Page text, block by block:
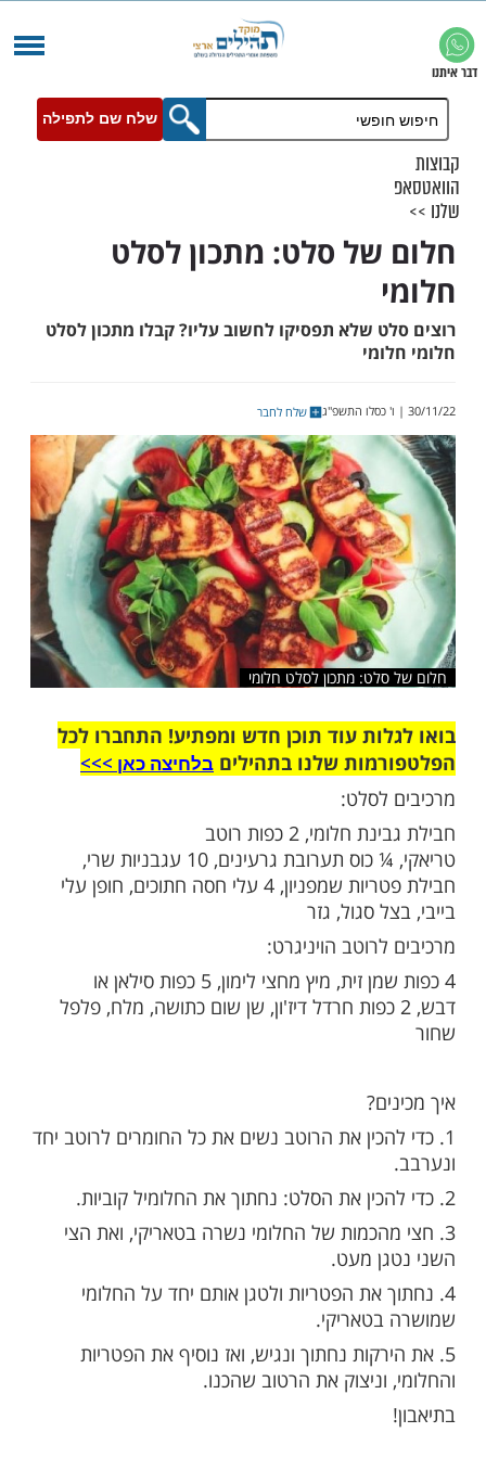
שלח שם לתפילה
סלט: מתכון לסלט
שלא תפסיקו לחשוב עליו? קבלו מתכון לסלט
שלח לחבר
מתכון לסלט חלומי
עוד תוכן חדש ומפתיע! התחברו לכל
שלנו בתהילים
סגול, גזר
הויניגרט:
4 כפות שמן זית, מיץ מחצי לימון, 5 כפות סילאן או
2 כפות חרדל דיז'ון, שן שום כתושה, מלח, פלפל
את הרוטב נשים את כל החומרים לרוטב יחד